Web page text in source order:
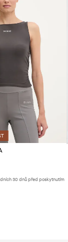
30 dnů před poskytnutím